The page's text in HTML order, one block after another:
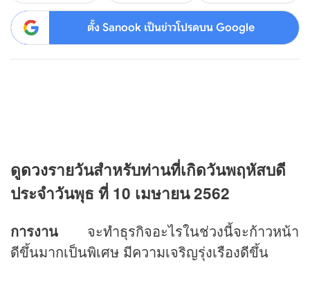
ตั้ง Sanook เป็นข่าวโปรดบน Google
ดูดวงรายวันสำหรับท่านที่เกิดวันพฤหัสบดี
ประจำวันพุธ ที่ 10 เมษายน 2562
การงาน จะทำธุรกิจอะไรในช่วงนี้จะก้าวหน้า
ดีขึ้นมากเป็นพิเศษ มีความเจริญรุ่งเรืองดีขึ้น